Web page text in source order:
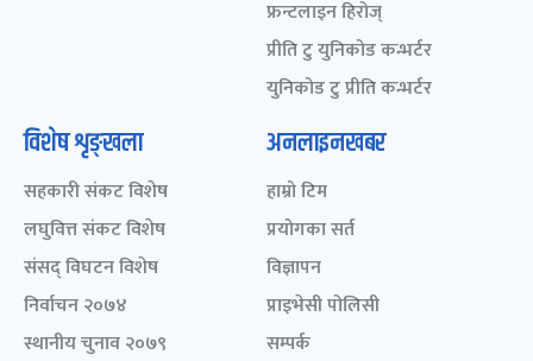
फ्रन्टलाइन हिरोज्
प्रीति टु युनिकोड कन्भर्टर
युनिकोड टु प्रीति कन्भर्टर
विशेष शृङ्खला
सहकारी संकट विशेष
लघुवित्त संकट विशेष
संसद् विघटन विशेष
निर्वाचन २०७४
स्थानीय चुनाव २०७९
अनलाइनखबर
हाम्रो टिम
प्रयोगका सर्त
विज्ञापन
प्राइभेसी पोलिसी
सम्पर्क